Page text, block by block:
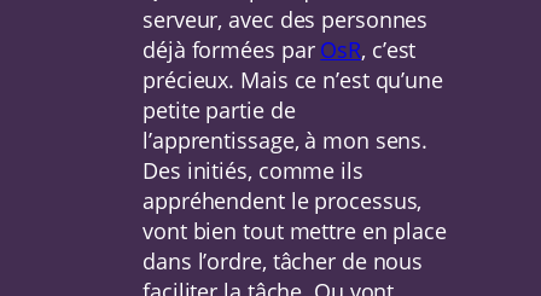
serveur, avec des personnes
déjà formées par OsR, c’est
précieux. Mais ce n’est qu’une
petite partie de
l’apprentissage, à mon sens.
Des initiés, comme ils
appréhendent le processus,
vont bien tout mettre en place
dans l’ordre, tâcher de nous